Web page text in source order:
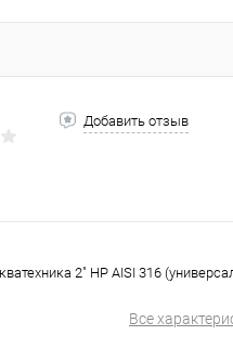
Добавить отзыв
2" НР AISI 316
Все